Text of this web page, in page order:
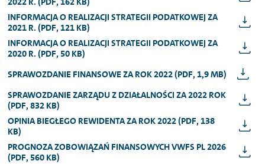
INFORMACJA O REALIZACJI STRATEGII PODATKOWEJ ZA
2021 R. (PDF, 121 KB)
INFORMACJA O REALIZACJI STRATEGII PODATKOWEJ ZA
2020 R. (PDF, 50 KB)
SPRAWOZDANIE FINANSOWE ZA ROK 2022 (PDF, 1,9 MB)
SPRAWOZDANIE ZARZĄDU Z DZIAŁALNOŚCI ZA 2022 ROK
(PDF, 832 KB)
OPINIA BIEGŁEGO REWIDENTA ZA ROK 2022 (PDF, 138
KB)
PROGNOZA ZOBOWIĄZAŃ FINANSOWYCH VWFS PL 2026
(PDF, 560 KB)